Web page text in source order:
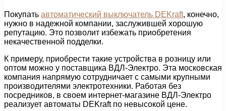
Покупать автоматический выключатель DEKraft, конечно,
нужно в надежной компании, заслужившей хорошую
репутацию. Это позволит избежать приобретения
некачественной подделки.
К примеру, приобрести такие устройства в розницу или
оптом можно у поставщика ВДЛ-Электро. Эта московская
компания напрямую сотрудничает с самыми крупными
производителями электротехники. Работая без
посредников, в своем интернет-магазине ВДЛ-Электро
реализует автоматы DEKraft по невысокой цене.